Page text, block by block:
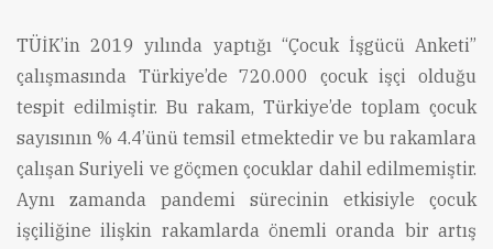
TÜİK’in 2019 yılında yaptığı “Çocuk İşgücü Anketi”
çalışmasında Türkiye’de 720.000 çocuk işçi olduğu
tespit edilmiştir. Bu rakam, Türkiye’de toplam çocuk
sayısının % 4.4’ünü temsil etmektedir ve bu rakamlara
çalışan Suriyeli ve göçmen çocuklar dahil edilmemiştir.
Aynı zamanda pandemi sürecinin etkisiyle çocuk
işçiliğine ilişkin rakamlarda önemli oranda bir artış